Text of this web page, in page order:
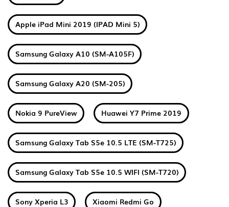
Apple iPad Mini 2019 (IPAD Mini 5)
Samsung Galaxy A10 (SM-A105F)
Samsung Galaxy A20 (SM-205)
Nokia 9 PureView Huawei Y7 Prime 2019
Samsung Galaxy Tab S5e 10.5 LTE (SM-T725)
Samsung Galaxy Tab S5e 10.5 WIFI (SM-T720)
Sony Xperia L3 Xiaomi Redmi Go